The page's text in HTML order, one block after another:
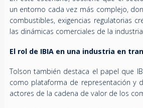
un entorno cada vez más complejo,
combustibles, exigencias regulatorias
las dinámicas comerciales de la
El rol de IBIA en una industria en
Tolson también destaca el papel que
como plataforma de representación y
actores de la cadena de valor de los